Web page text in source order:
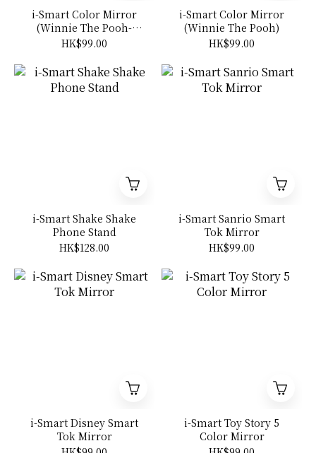
i-Smart Color Mirror
(Winnie The Pooh-
Family)
HK$99.00
i-Smart Color Mirror
(Winnie The Pooh)
HK$99.00
i-Smart Shake Shake
Phone Stand
HK$128.00
i-Smart Sanrio Smart
Tok Mirror
HK$99.00
i-Smart Disney Smart
Tok Mirror
i-Smart Toy Story 5
Color Mirror